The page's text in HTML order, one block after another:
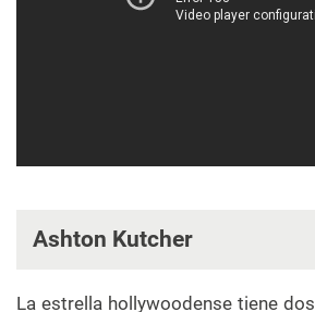
Ashton Kutcher
La estrella hollywoodense tiene dos